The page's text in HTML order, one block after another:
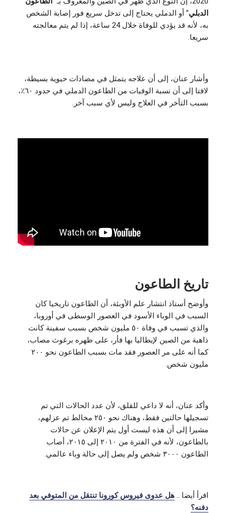
الدبلي” أو الدملي يحتاج إلى تدخل سريع فور إصابة الشخص
به، لأنه قد يؤدي للوفاة خلال 24 ساعة، إذا لم يتم معالجته
سريعا.
وأشار عنان، إلى أن علاجه يتمثل في مضادات حيوية بسيطة،
لافتا إلى أن نسبة الوفيات من الطاعون الدملي في حدود ٦٠٪،
بسبب التأخر في العلاج وليس لأي سبب آخر.
تاريخ الطاعون
وأوضح أستاذ انتشار علم الأوبئة، أن الطاعون تاريخيا كان
السبب في الوباء الأسود في العصور الوسطى في أوروبا،
والذي تسبب في وفاة ٥٠ مليون شخص بسبب سفينة كانت
ذاهبة من الصين لإيطاليا بها فأر، على ظهره برغوث مصاب،
كما أنه على مر العصور فقد مات بسبب الطاعون نحو ٢٠٠
مليون شخص.
وأكد عنان، أنه لا داعي للقلق، لأن عدد الحالات التي تم
تسجيلها حالتين فقط، وهناك نحو ٢٥٠ مخالط تم عزلهم،
مشيرا إلى أن هذه ليست أول يتم الإعلان عن حالات
بالطاعون، لأنه في الفترة من ٢٠١٠ إلى ٢٠١٥، أصاب
الطاعون ٣٠٠٠ شخص ولم يصل إلى حالة وباء عالمي.
اقرأ أيضا .. هل عدوى فيروس كورونا تنتقل من المتوفي بعد
دفنه؟